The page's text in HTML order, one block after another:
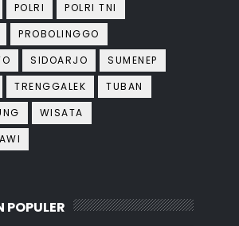
POLRI
POLRI TNI
PROBOLINGGO
SIDOARJO
SUMENEP
TRENGGALEK
TUBAN
WISATA
POPULER